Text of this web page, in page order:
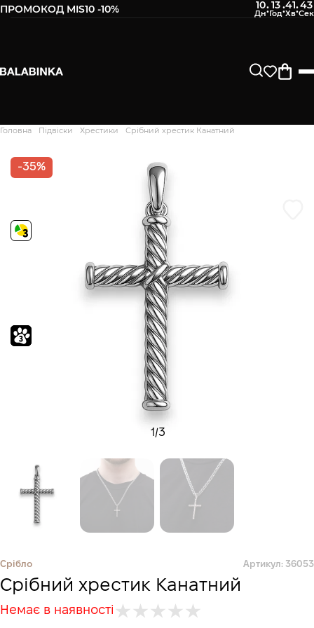
ПРОМОКОД MIS10 -10% 10:13:41:42
Головна Підвіски Хрестики Срібний хрестик Канатний
1/3
-35%
Срібло Артикул: 36053
Срібний хрестик Канатний
Немає в наявності
Дякуємо. Ваш відгук
відправлено СМС про наявність в нашому магазині